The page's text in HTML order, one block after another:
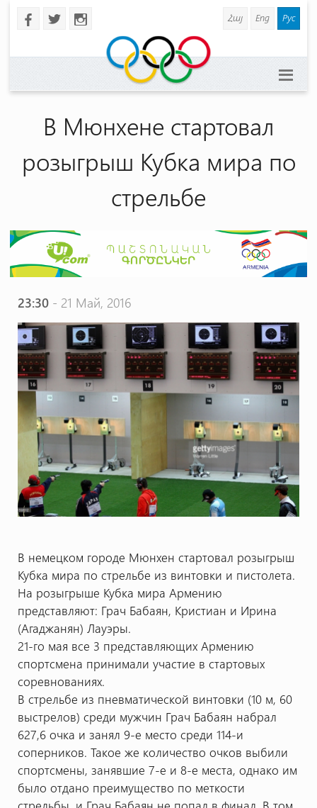
b a x Հայ Eng Рус
В Мюнхене стартовал
розыгрыш Кубка мира по
стрельбе
23:30- 21 Май, 2016
В немецком городе Мюнхен стартовал розыгрыш
Кубка мира по стрельбе из винтовки и пистолета.
На розыгрыше Кубка мира Армению
представляют: Грач Бабаян, Кристиан и Ирина
(Агаджанян) Лауэры.
21-го мая все 3 представляющих Армению
спортсмена принимали участие в стартовых
соревнованиях.
В стрельбе из пневматической винтовки (10 м, 60
выстрелов) среди мужчин Грач Бабаян набрал
627,6 очка и занял 9-е место среди 114-и
соперников. Такое же количество очков выбили
спортсмены, занявшие 7-е и 8-е места, однако им
было отдано преимущество по меткости